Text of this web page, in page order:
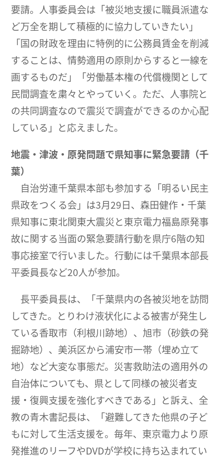
要請。人事委員会は「被災地支援に職員派遣な
ど万全を期して積極的に協力していきたい」
「国の財政を理由に特例的に公務員賃金を削減
することは、情勢適用の原則からすると一線を
画するものだ」「労働基本権の代償機関として
民間調査を粛々とやっていく。ただ、人事院と
の共同調査なので震災で調査ができるのか心配
している」と応えました。
地震・津波・原発問題で県知事に緊急要請（千
葉）
自治労連千葉県本部も参加する「明るい民主
県政をつくる会」は3月29日、森田健作・千葉
県知事に東北関東大震災と東京電力福島原発事
故に関する当面の緊急要請行動を県庁6階の知
事応接室で行いました。行動には千葉県本部長
平委員長など20人が参加。
長平委員長は、「千葉県内の各被災地を訪問
してきた。とりわけ液状化による被害が発生し
ている香取市（利根川跡地）、旭市（砂鉄の発
掘跡地）、美浜区から浦安市一帯（埋め立て
地）など大変な事態だ。災害救助法の適用外の
自治体についても、県として同様の被災者支
援・復興支援を強化すべきである」と訴え、全
教の青木書記長は、「避難してきた他県の子ど
もに対して生活支援を。毎年、東京電力より原
発推進のリーフやDVDが学校に持ち込まれてい